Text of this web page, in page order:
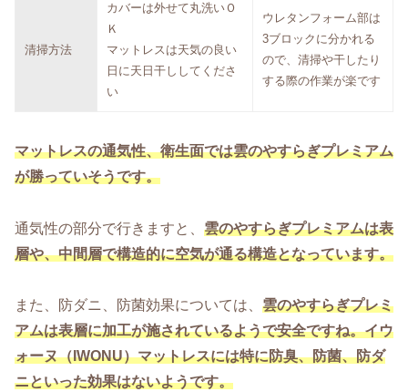
清掃方法
カバーは外せて丸洗いＯ
Ｋ
マットレスは天気の良い
日に天日干ししてくださ
い
ウレタンフォーム部は
3ブロックに分かれる
ので、清掃や干したり
する際の作業が楽です
マットレスの通気性、衛生面では雲のやすらぎプレミアム
が勝っていそうです。
通気性の部分で行きますと、 雲のやすらぎプレミアムは表
層や、中間層で構造的に空気が通る構造となっています。
また、防ダニ、防菌効果については、 雲のやすらぎプレミ
アムは表層に加工が施されているようで安全ですね。イウ
ォーヌ（IWONU）マットレスには特に防臭、防菌、防ダ
ニといった効果はないようです。